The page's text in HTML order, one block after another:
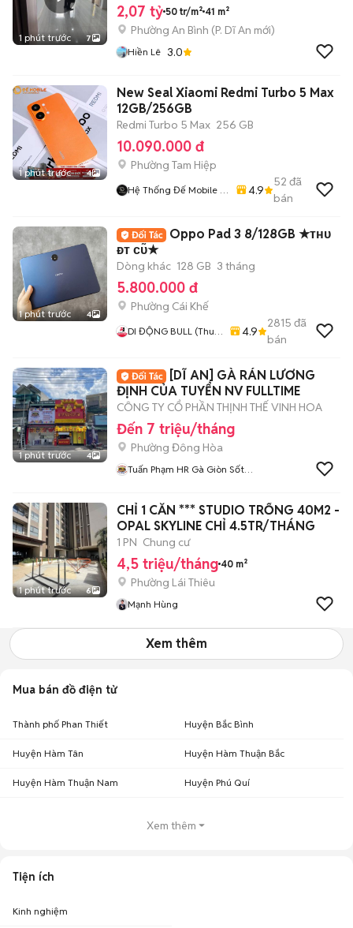
1 phút trước 7
2,07 tỷ 50 tr/m² 41 m²
Phường An Bình (P. Dĩ An mới)
Hiền Lê 3.0
1 phút trước 4
New Seal Xiaomi Redmi Turbo 5 Max
12GB/256GB
Redmi Turbo 5 Max 256 GB
10.090.000 đ
Phường Tam Hiệp
Hệ Thống Đế Mobile -
4.9
52 đã
bán
1 phút trước 4
Oppo Pad 3 8/128GB ★ᴛʜᴜ
ᴆᴛ ᴄᴜ̃★
Dòng khác 128 GB 3 tháng
5.800.000 đ
Phường Cái Khế
DI ĐỘNG BULL (Thu
4.9
2815 đã
bán
1 phút trước 4
[DĨ AN] GÀ RÁN LƯƠNG
ĐỊNH CỦA TUYỂN NV FULLTIME
CÔNG TY CỔ PHẦN THỊNH THẾ VINH HOA
Đến 7 triệu/tháng
Phường Đông Hòa
Tuấn Phạm HR Gà Giòn Sốt
1 phút trước 6
CHỈ 1 CĂN *** STUDIO TRỐNG 40M2 -
OPAL SKYLINE CHỈ 4.5TR/THÁNG
1 PN Chung cư
4,5 triệu/tháng 40 m²
Phường Lái Thiêu
Mạnh Hùng
Xem thêm
Mua bán đồ điện tử
Thành phố Phan Thiết Huyện Bắc Bình
Huyện Hàm Tân Huyện Hàm Thuận Bắc
Huyện Hàm Thuận Nam Huyện Phú Quí
Xem thêm
Tiện ích
Kinh nghiệm